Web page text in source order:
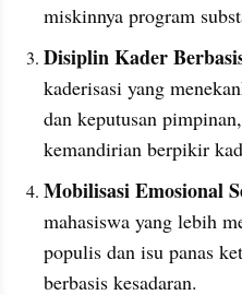
miskinnya program
Disiplin Kader
kaderisasi yang
dan keputusan
kemandirian berpikir
Mobilisasi Emosional
mahasiswa yang lebih
populis dan isu panas
berbasis kesadaran.